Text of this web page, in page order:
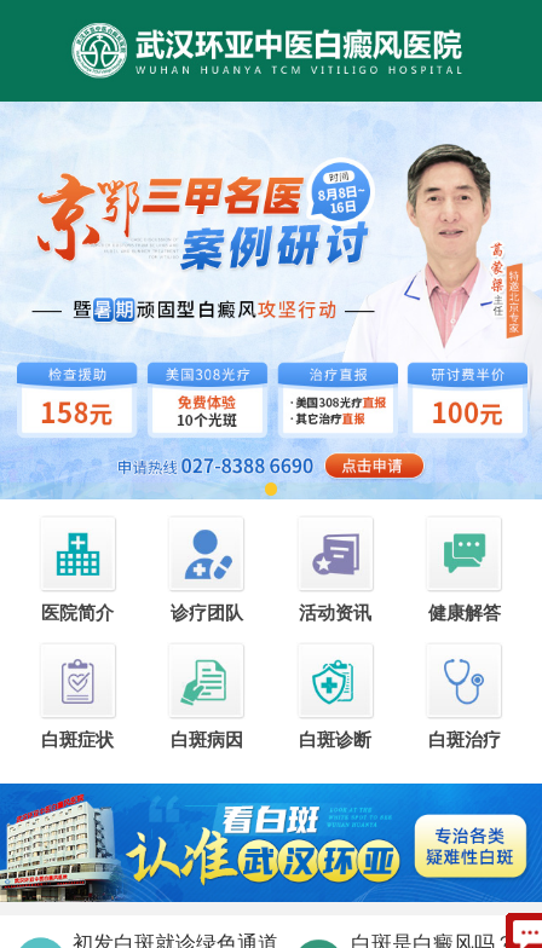
医院简介 诊疗团队 活动资讯 健康解答
白斑症状 白斑病因 白斑诊断 白斑治疗
初发白斑就诊绿色通道 白斑是白癜风吗？